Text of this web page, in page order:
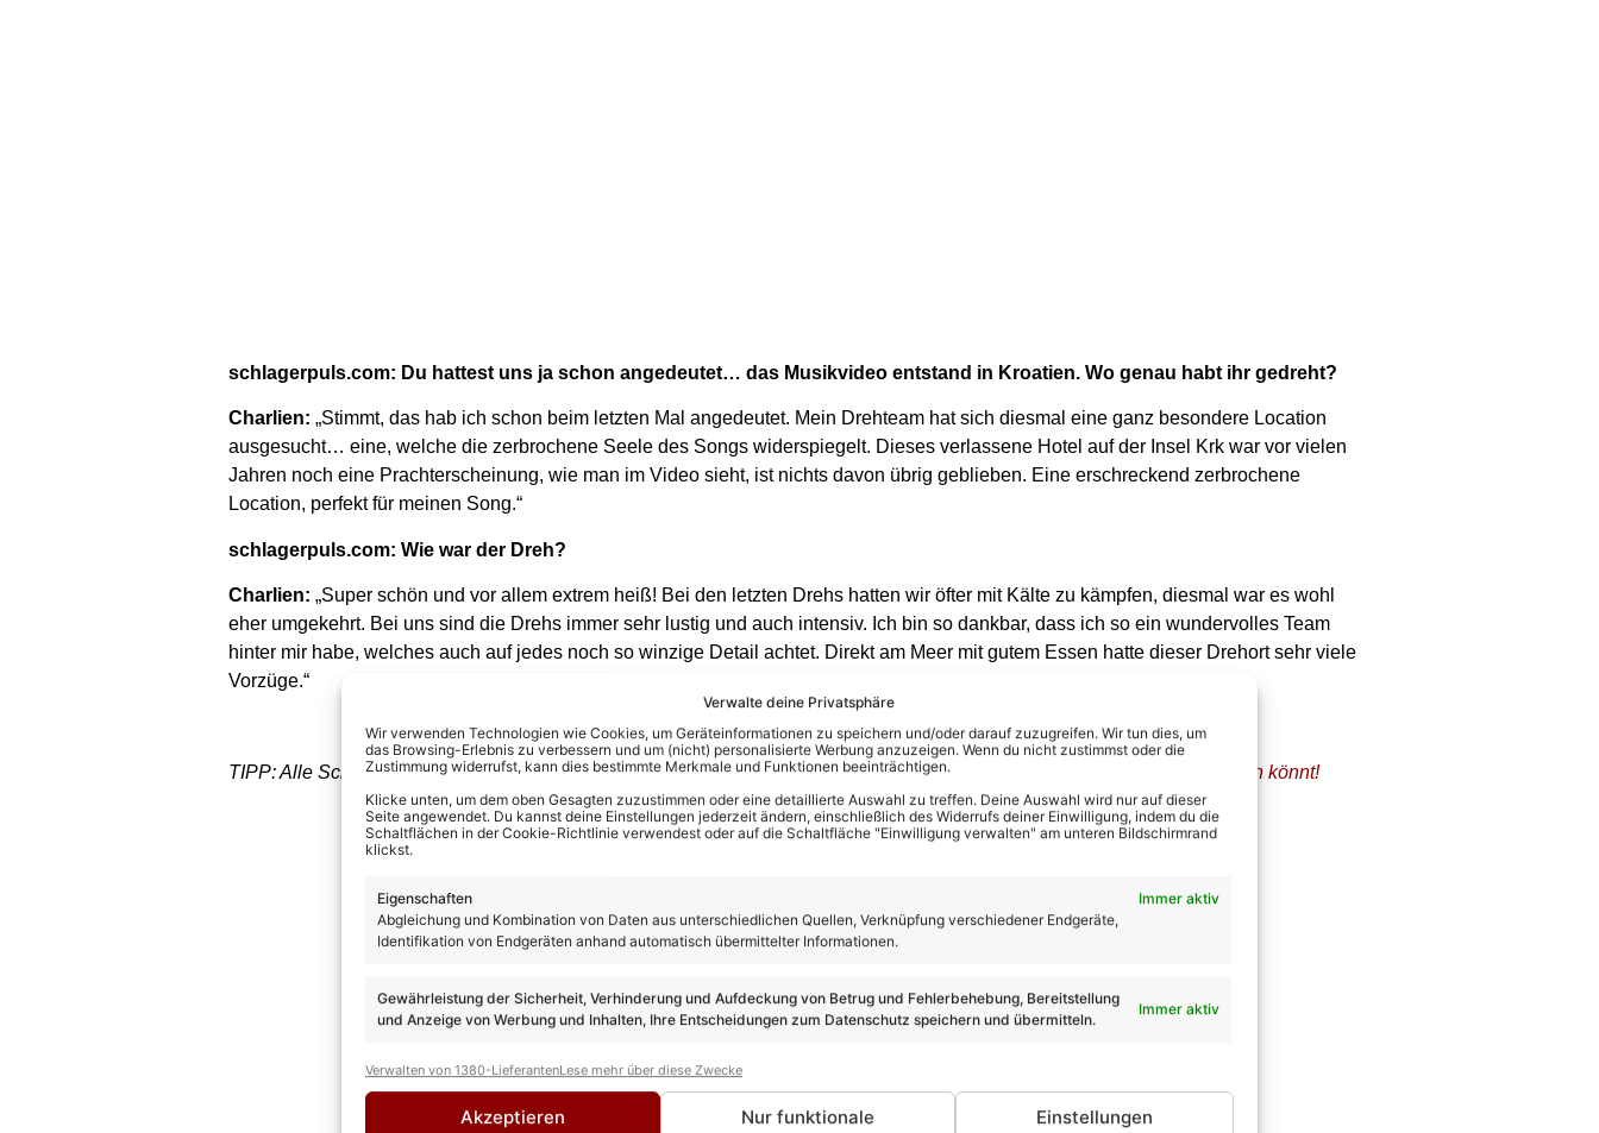
Verwalte deine Privatsphäre
Wir verwenden Technologien wie Cookies, um Geräteinformationen zu speichern und/oder darauf zuzugreifen. Wir tun dies, um
das Browsing-Erlebnis zu verbessern und um (nicht) personalisierte Werbung anzuzeigen. Wenn du nicht zustimmst oder die
Zustimmung widerrufst, kann dies bestimmte Merkmale und Funktionen beeinträchtigen.
Klicke unten, um dem oben Gesagten zuzustimmen oder eine detaillierte Auswahl zu treffen. Deine Auswahl wird nur auf dieser
Seite angewendet. Du kannst deine Einstellungen jederzeit ändern, einschließlich des Widerrufs deiner Einwilligung, indem du die
Schaltflächen in der Cookie-Richtlinie verwendest oder auf die Schaltfläche "Einwilligung verwalten" am unteren Bildschirmrand
klickst.
Eigenschaften
Immer aktiv
Abgleichung und Kombination von Daten aus unterschiedlichen Quellen, Verknüpfung verschiedener Endgeräte,
Identifikation von Endgeräten anhand automatisch übermittelter Informationen.
Gewährleistung der Sicherheit, Verhinderung und Aufdeckung von Betrug und Fehlerbehebung, Bereitstellung
und Anzeige von Werbung und Inhalten, Ihre Entscheidungen zum Datenschutz speichern und übermitteln.
Immer aktiv
Verwalten von 1380-LieferantenLese mehr über diese Zwecke
Akzeptieren Nur funktionale Einstellungen
schlagerpuls.com: Du hattest uns ja schon angedeutet… das Musikvideo entstand in Kroatien. Wo genau habt ihr gedreht?
Charlien: „Stimmt, das hab ich schon beim letzten Mal angedeutet. Mein Drehteam hat sich diesmal eine ganz besondere Location
ausgesucht… eine, welche die zerbrochene Seele des Songs widerspiegelt. Dieses verlassene Hotel auf der Insel Krk war vor vielen
Jahren noch eine Prachterscheinung, wie man im Video sieht, ist nichts davon übrig geblieben. Eine erschreckend zerbrochene
Location, perfekt für meinen Song.“
schlagerpuls.com: Wie war der Dreh?
Charlien: „Super schön und vor allem extrem heiß! Bei den letzten Drehs hatten wir öfter mit Kälte zu kämpfen, diesmal war es wohl
eher umgekehrt. Bei uns sind die Drehs immer sehr lustig und auch intensiv. Ich bin so dankbar, dass ich so ein wundervolles Team
hinter mir habe, welches auch auf jedes noch so winzige Detail achtet. Direkt am Meer mit gutem Essen hatte dieser Drehort sehr viele
Vorzüge.“
TIPP: Alle Schlagernews direkt auf Euer Handy… mit dem Schlagerpuls-Whatsapp-Kanal… den ihr direkt hier abbonnieren könnt!